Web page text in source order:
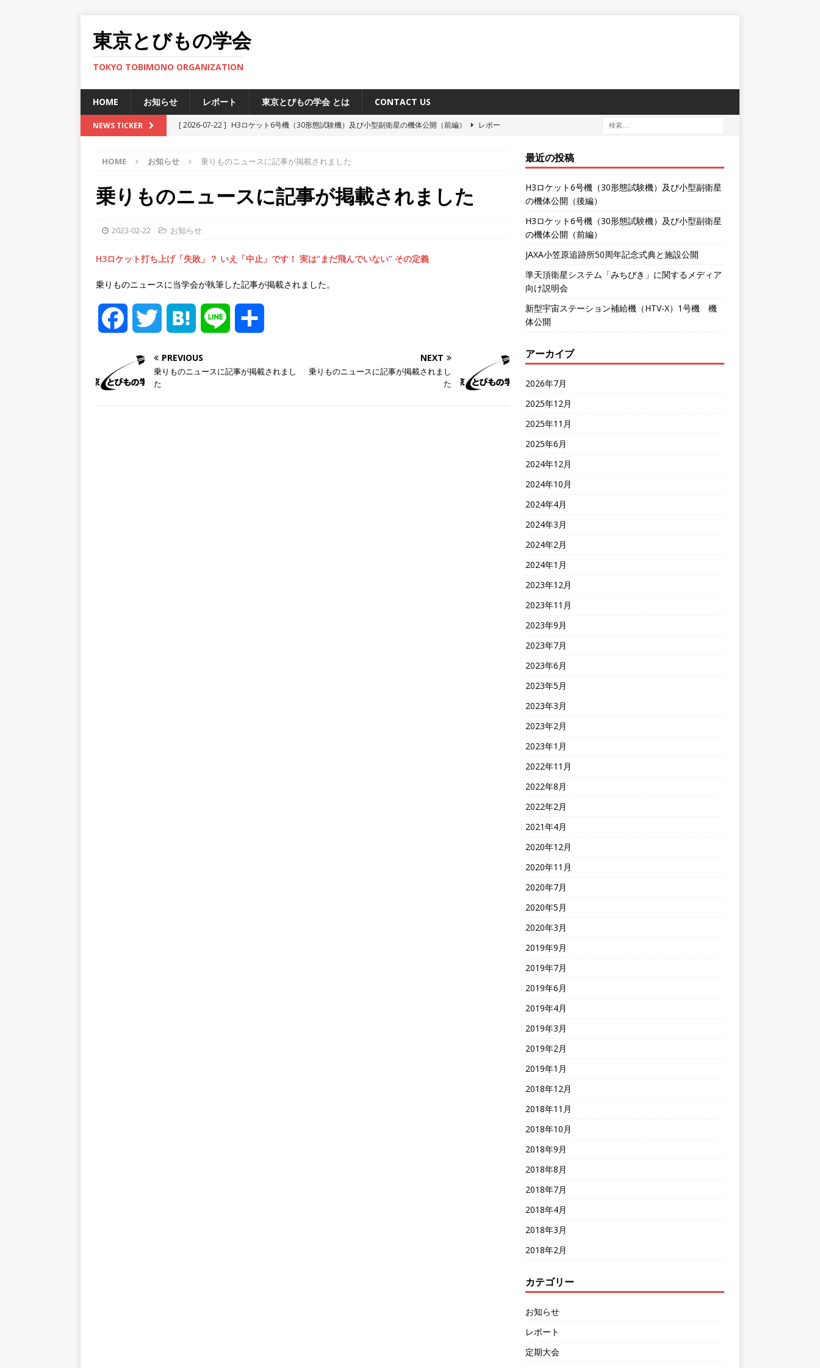
東京とびもの学会
TOKYO TOBIMONO ORGANIZATION
HOME お知らせ レポート 東京とびもの学会 とは CONTACT US
NEWS TICKER [ 2026-07-22 ] H3ロケット6号機（30形態試験機）及び小型副衛星の機体公開（前編）
レポー
[ 2025-12-12 ] JAXA小笠原追跡所50周年記念式典と施設公開
準天頂衛星システム「みちびき」に関するメディア向け説明会
レポート
新型宇宙ステーション補給機（HTV-X）1号機 機体公開
レポート
[ 2026-07-30 ]
HOME お知らせ 乗りものニュースに記事が掲載されました
乗りものニュースに記事が掲載されました
2023-02-22 お知らせ
H3ロケット打ち上げ「失敗」？ いえ「中止」です！ 実は“まだ飛んでいない” その定義
乗りものニュースに当学会が執筆した記事が掲載されました。
c i t n
PREVIOUS
乗りものニュースに記事が掲載されまし
た
NEXT
乗りものニュースに記事が掲載されまし
た
最近の投稿
H3ロケット6号機（30形態試験機）及び小型副衛星
の機体公開（後編）
H3ロケット6号機（30形態試験機）及び小型副衛星
の機体公開（前編）
JAXA小笠原追跡所50周年記念式典と施設公開
準天頂衛星システム「みちびき」に関するメディア
向け説明会
新型宇宙ステーション補給機（HTV-X）1号機 機
体公開
アーカイブ
2026年7月
2025年12月
2025年11月
2025年6月
2024年12月
2024年10月
2024年4月
2024年3月
2024年2月
2024年1月
2023年12月
2023年11月
2023年9月
2023年7月
2023年6月
2023年5月
2023年3月
2023年2月
2023年1月
2022年11月
2022年8月
2022年2月
2021年4月
2020年12月
2020年11月
2020年7月
2020年5月
2020年3月
2019年9月
2019年7月
2019年6月
2019年4月
2019年3月
2019年2月
2019年1月
2018年12月
2018年11月
2018年10月
2018年9月
2018年8月
2018年7月
2018年4月
2018年3月
2018年2月
カテゴリー
お知らせ
レポート
定期大会